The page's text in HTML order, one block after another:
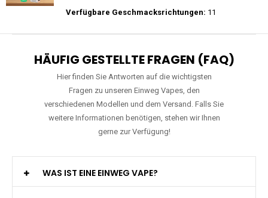
Verfügbare Geschmacksrichtungen: 11
HÄUFIG GESTELLTE FRAGEN (FAQ)
Hier finden Sie Antworten auf die wichtigsten
Fragen zu unseren Einweg Vapes, den
verschiedenen Modellen und dem Versand. Falls Sie
weitere Informationen benötigen, stehen wir Ihnen
gerne zur Verfügung!
WAS IST EINE EINWEG VAPE?